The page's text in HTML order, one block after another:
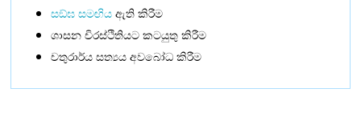
සඞ්‌ඝ සමඟියඇති කිරීම
ශාසන චිරස්ථිතියට කටයුතු කිරීම
චතුරාර්ය සත්‍යය අවබෝධ කිරීම